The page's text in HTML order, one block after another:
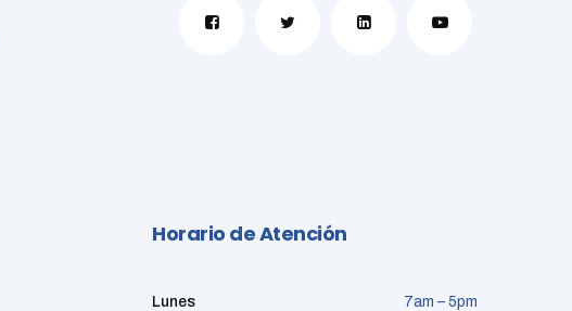
Horario de Atención
Lunes 7am – 5pm